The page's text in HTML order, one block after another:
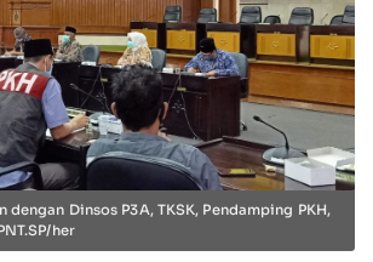
dengan Dinsos P3A, TKSK, Pendamping PKH,
her